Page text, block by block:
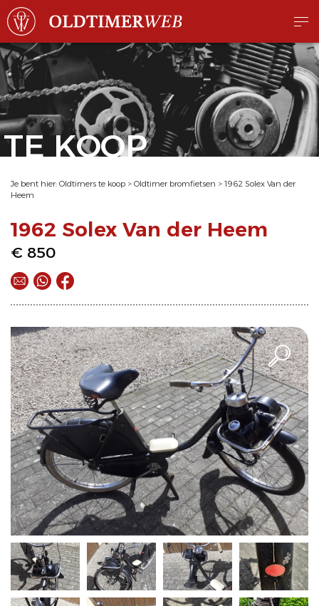
TE KOOP
Je bent hier: Oldtimers te koop > Oldtimer bromfietsen > 1962 Solex Van der
Heem
1962 Solex Van der Heem
€ 850